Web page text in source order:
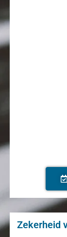
Zekerheid